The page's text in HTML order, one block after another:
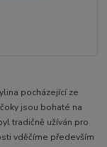
pocházející ze
jsou bohaté na
tradičně užíván pro
vděčíme především